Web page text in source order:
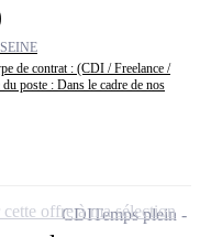
de contrat : (CDI / Freelance /
poste : Dans le cadre de nos
CDITemps plein
offre à ma sélection